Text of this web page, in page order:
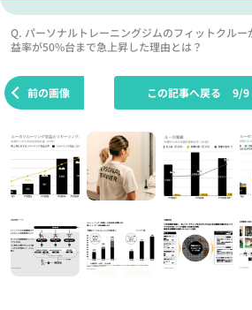
Q. パーソナルトレーニングジムのフィットクル
益率が50%台まで急上昇した理由とは？
前の画像 この記事へ戻る 9/9